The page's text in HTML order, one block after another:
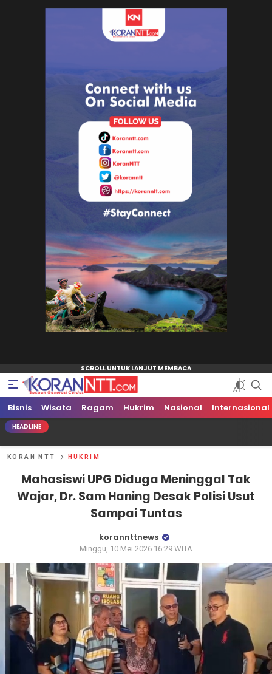
Koran NTT
Bacaan Generasi Cerdas
Bisnis Wisata Ragam Hukrim Nasional Internasional
HEADLINE
KORAN NTT HUKRIM
Mahasiswi UPG Diduga Meninggal Tak
Wajar, Dr. Sam Haning Desak Polisi Usut
Sampai Tuntas
korannttnews
Minggu, 10 Mei 2026 16:29 WITA